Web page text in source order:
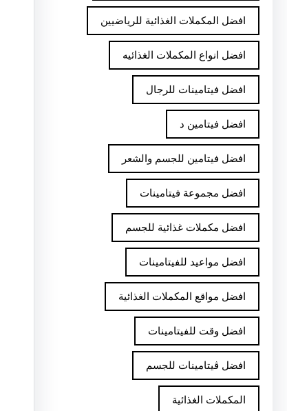
افضل المكملات الغذائية للرياضيين
افضل انواع المكملات الغذائيه
افضل فيتامينات للرجال
افضل فيتامين د
افضل فيتامين للجسم والشعر
افضل مجموعة فيتامينات
افضل مكملات غذائية للجسم
افضل مواعيد للفيتامينات
افضل مواقع المكملات الغذائية
افضل وقت للفيتامينات
افضل ڤيتامينات للجسم
المكملات الغذائية